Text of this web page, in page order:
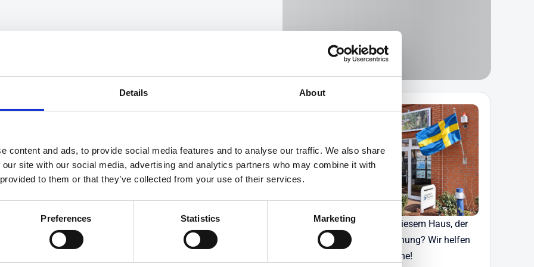
Details About
content and ads, to provide social media features and to analyse our traffic. We also share
site with our social media, advertising and analytics partners who may combine it with
to them or that they’ve collected from your use of their services.
Preferences Statistics Marketing
zum Obergeschoss / gut ausgestattete Küche mit E-
/ Wohnzimmer mit Smart-TV und Soundbar sowie
Dusche und Waschmaschine / Wintergarten mit Essplatz
und Gewächshaus als Freisitz // Obergeschoss: Flur
/ Schlafzimmer 2 mit 1,40-m-Bett
Ferienhaus „Ekhamra“ (ca. 82m²) in der kleinen
wurde liebevoll renoviert und lädt ganzjährig zu
Landhausküche u. a. mit Kühl-
Kinderbett & Hochstuhl inklusive
Waschmaschine
Haben Sie Fragen zu diesem Haus, der
Verfügbarkeit oder Buchung? Wir helfen
Ihnen gerne!